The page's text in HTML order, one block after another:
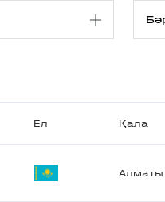
Ел Қала
Алматы